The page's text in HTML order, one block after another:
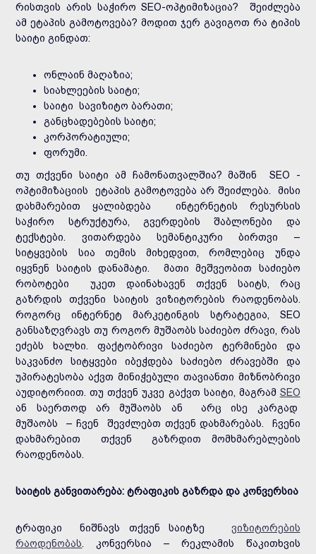
რისთვის არის საჭირო SEO-ოპტიმიზაცია? შეიძლება
ამ ეტაპის გამოტოვება? მოდით ჯერ გავიგოთ რა ტიპის
საიტი გინდათ:
ონლაინ მაღაზია;
სიახლეების საიტი;
საიტი სავიზიტო ბარათი;
განცხადებების საიტი;
კორპორატიული;
ფორუმი.
თუ თქვენი საიტი ამ ჩამონათვალშია? მაშინ SEO -
ოპტიმიზაციის ეტაპის გამოტოვება არ შეიძლება. მისი
დახმარებით ყალიბდება ინტერნეტის რესურსის
საჭირო სტრუქტურა, გვერდების შაბლონები და
ტექსტები. ვითარდება სემანტიკური ბირთვი –
სიტყვების სია თემის მიხედვით, რომლებიც უნდა
იყვნენ საიტის დანამატი. მათი მეშვეობით საძიებო
რობოტები უკეთ დაინახავენ თქვენ საიტს, რაც
გაზრდის თქვენი საიტის ვიზიტორების რაოდენობას.
როგორც ინტერნეტ მარკეტინგის სტრატეგია, SEO
განსაზღვრავს თუ როგორ მუშაობს საძიებო ძრავი, რას
ეძებს ხალხი. ფაქტობრივი საძიებო ტერმინები და
საკვანძო სიტყვები იბეჭდება საძიებო ძრავებში და
უპირატესობა აქვთ მინიჭებული თავიანთი მიზნობრივი
აუდიტორიით. თუ თქვენ უკვე გაქვთ საიტი, მაგრამ SEO
ან საერთოდ არ მუშაობს ან არც ისე კარგად
მუშაობს – ჩვენ შევძლებთ თქვენ დახმარებას. ჩვენი
დახმარებით თქვენ გაზრდით მომხმარებლების
რაოდენობას.
საიტის განვითარება: ტრაფიკის გაზრდა და კონვერსია
ტრაფიკი ნიშნავს თქვენ საიტზე ვიზიტორების
რაოდენობას . კონვერსია – რეკლამის წაკითხვის